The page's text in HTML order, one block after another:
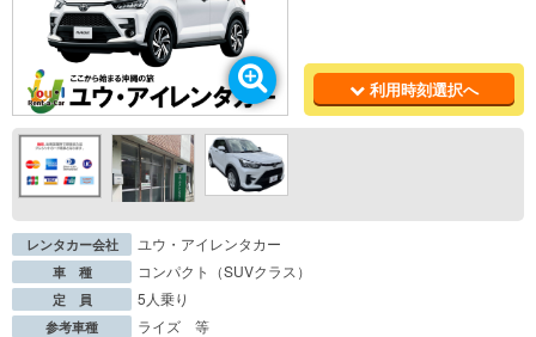
利用時刻選択へ
レンタカー会社 ユウ・アイレンタカー
車 種 コンパクト（SUVクラス）
定 員 5人乗り
参考車種 ライズ 等